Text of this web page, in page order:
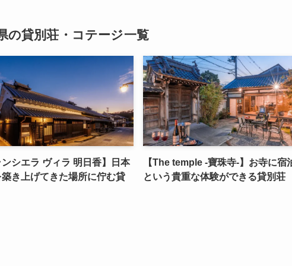
の貸別荘・コテージ一覧
ンシエラ ヴィラ 明日香】日本
き上げてきた場所に佇む貸
【The temple -寶珠寺-】お寺に宿
という貴重な体験ができる貸別荘